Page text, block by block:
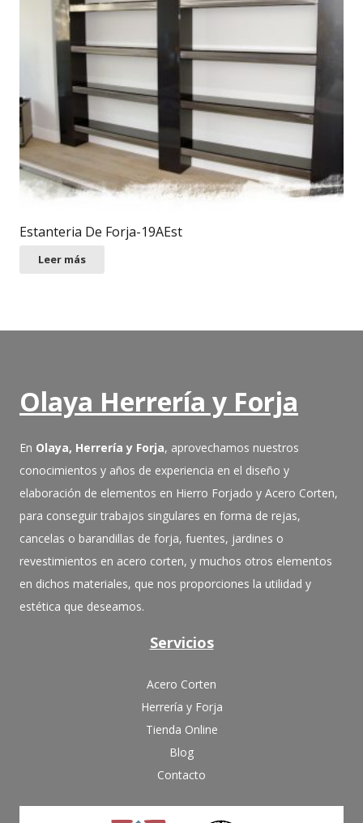
Estanteria De Forja-19AEst
Leer más
Olaya Herrería y Forja
En Olaya, Herrería y Forja, aprovechamos nuestros
conocimientos y años de experiencia en el diseño y
elaboración de elementos en Hierro Forjado y Acero Corten,
para conseguir trabajos singulares en forma de rejas,
cancelas o barandillas de forja, fuentes, jardines o
revestimientos en acero corten, y muchos otros elementos
en dichos materiales, que nos proporciones la utilidad y
estética que deseamos.
Servicios
Acero Corten
Herrería y Forja
Tienda Online
Blog
Contacto